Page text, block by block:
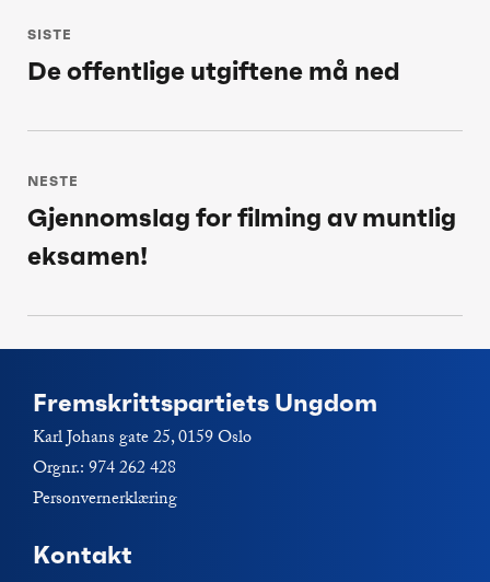
SISTE
Siste
De offentlige utgiftene må ned
NESTE
Neste
post:
Gjennomslag for filming av muntlig
eksamen!
Fremskrittspartiets Ungdom
Karl Johans gate 25, 0159 Oslo
Orgnr.: 974 262 428
Personvernerklæring
Kontakt